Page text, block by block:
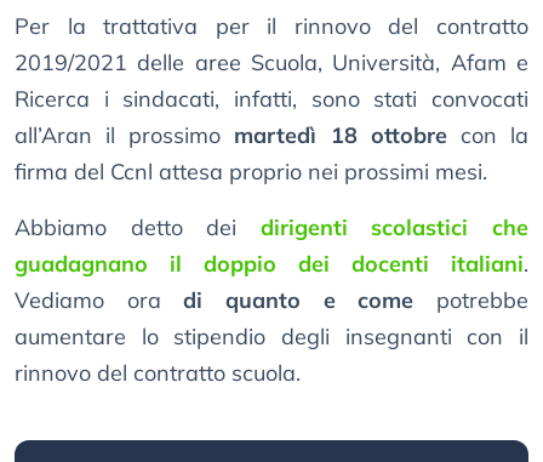
Per la trattativa per il rinnovo del contratto
2019/2021 delle aree Scuola, Università, Afam e
Ricerca i sindacati, infatti, sono stati convocati
all’Aran il prossimo martedì 18 ottobrecon la
firma del Ccnl attesa proprio nei prossimi mesi.
Abbiamo detto dei dirigenti scolastici che
guadagnano il doppio dei docenti italiani.
Vediamo oradi quanto e come potrebbe
aumentare lo stipendio degli insegnanti con il
rinnovo del contratto scuola.